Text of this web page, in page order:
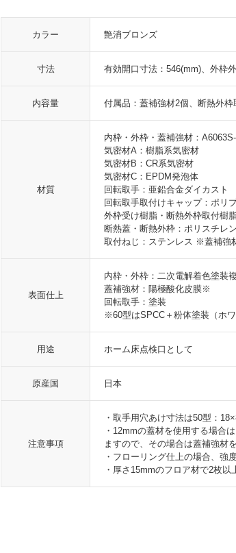
カラー 艶消ブロンズ
寸法 有効開口寸法：546(mm)、外枠
内容量 付属品：蓋補強材2個、断熱外
材質
内枠・外枠・蓋補強材：
気密材A：樹脂系気密材
気密材B：CR系気密材
気密材C：EPDM発泡体
回転取手：亜鉛合金ダイカスト
回転取手取付けキャップ：ポリ
外枠受け樹脂・断熱外枠取付樹
断熱蓋・断熱外枠：ポリスチレ
取付ねじ：ステンレス ※蓋補強
表面仕上
内枠・外枠：二次電解着色塗装
蓋補強材：陽極酸化皮膜※
回転取手：塗装
※60型はSPCC＋粉体塗装（ホワ
用途 ホーム床点検口として
原産国 日本
注意事項
・取手用穴あけ寸法は50型：
・12mmの蓋材を使用する場合
ますので、その場合は蓋補強材
・フローリング仕上の場合、強
・厚さ15mmのフロア材で2枚以